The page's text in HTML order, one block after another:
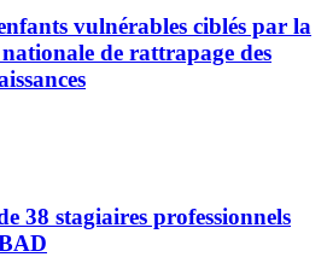
vulnérables ciblés par la
de rattrapage des
38 stagiaires professionnels